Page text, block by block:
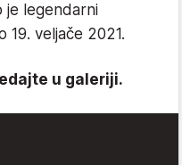
je legendarni
19. veljače 2021.
u galeriji.